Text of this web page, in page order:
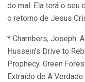
do mal. Ela terá o seu
o retorno de Jesus
* Chambers, Joseph.
Hussein’s Drive to
Prophecy. Green
Extraído de A